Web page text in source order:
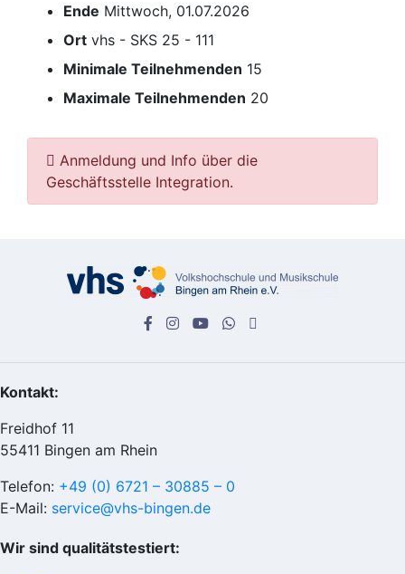
Ende Mittwoch, 01.07.2026
Ort vhs - SKS 25 - 111
Minimale Teilnehmenden 15
Maximale Teilnehmenden 20
Anmeldung und Info über die
Geschäftsstelle Integration.
Kontakt:
Freidhof 11
55411 Bingen am Rhein
Telefon: +49 (0) 6721 – 30885 – 0
E-Mail: service@vhs-bingen.de
Wir sind qualitätstestiert: